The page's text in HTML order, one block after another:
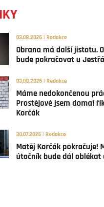
03.08.2026 | Redakce
Obrana má další jistotu.
bude pokračovat u
03.08.2026 | Redakce
Máme nedokončenou
Prostějově jsem doma!
Korčák
30.07.2026 | Redakce
Matěj Korčák pokračuje!
útočník bude dál oblékat